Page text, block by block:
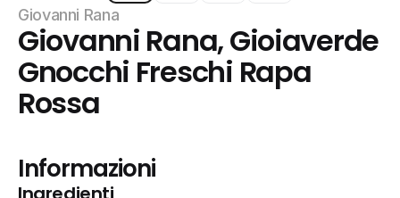
Giovanni Rana
Giovanni Rana, Gioiaverde
Gnocchi Freschi Rapa
Rossa
Informazioni